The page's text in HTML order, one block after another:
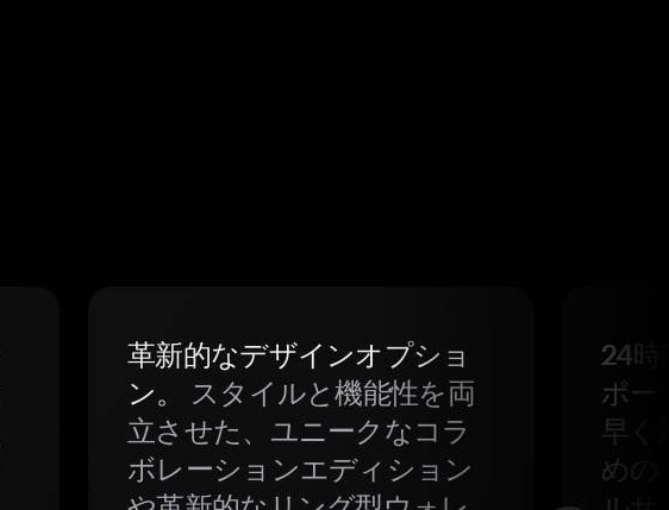
革新的なデザインオプショ
ン。
スタイルと機能性を両
立させた、ユニークなコラ
ボレーションエディション
24
ポー
早く
めの